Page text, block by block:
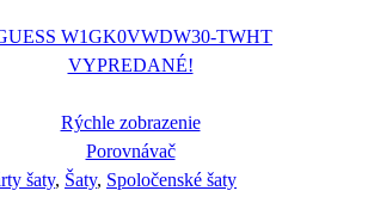
VYPREDANÉ!
Rýchle zobrazenie
Porovnávač
šaty, Šaty, Spoločenské šaty